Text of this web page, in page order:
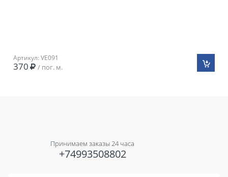
Артикул: VE091
370 / пог. м.
Принимаем заказы 24 часа
+74993508802